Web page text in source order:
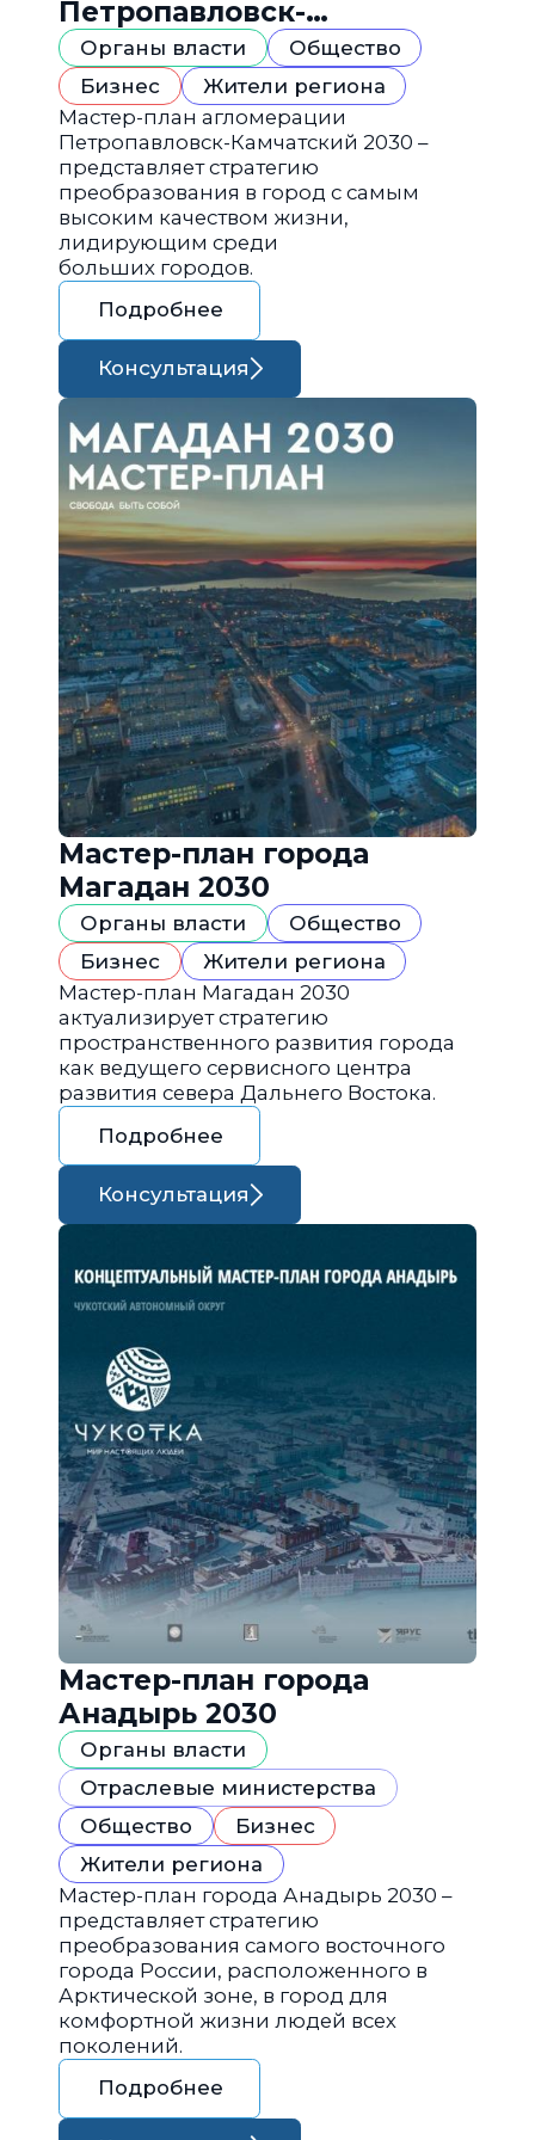
Петропавловск-
Камчатский 2030
Органы власти
Общество
Бизнес
Жители региона
Мастер-план агломерации
Петропавловск-Камчатский 2030 –
представляет стратегию
преобразования в город с самым
высоким качеством жизни,
лидирующим среди
больших городов.
Подробнее
Консультация
Мастер-план города
Магадан 2030
Органы власти
Общество
Бизнес
Жители региона
Мастер-план Магадан 2030
актуализирует стратегию
пространственного развития города
как ведущего сервисного центра
развития севера Дальнего Востока.
Подробнее
Консультация
Мастер-план города
Анадырь 2030
Органы власти
Отраслевые министерства
Общество
Бизнес
Жители региона
Мастер-план города Анадырь 2030 –
представляет стратегию
преобразования самого восточного
города России, расположенного в
Арктической зоне, в город для
комфортной жизни людей всех
поколений.
Подробнее